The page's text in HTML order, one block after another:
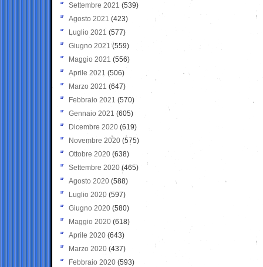
Settembre 2021 (539)
Agosto 2021 (423)
Luglio 2021 (577)
Giugno 2021(559)
Maggio 2021 (556)
Aprile 2021 (506)
Marzo 2021 (647)
Febbraio 2021 (570)
Gennaio 2021 (605)
Dicembre 2020 (619)
Novembre 2020 (575)
Ottobre 2020 (638)
Settembre 2020(465)
Agosto 2020 (588)
Luglio 2020 (597)
Giugno 2020 (580)
Maggio 2020 (618)
Aprile 2020 (643)
Marzo 2020 (437)
Febbraio 2020 (593)